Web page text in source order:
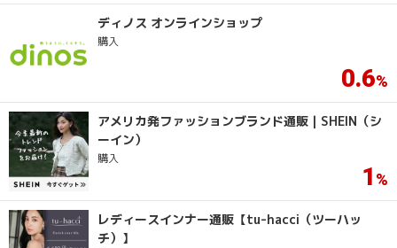
ディノス オンラインショップ
購入
0.6
アメリカ発ファッションブランド通販｜SHEIN（シ
ーイン）
購入
1
レディースインナー通販【tu-hacci（ツーハッ
チ）】